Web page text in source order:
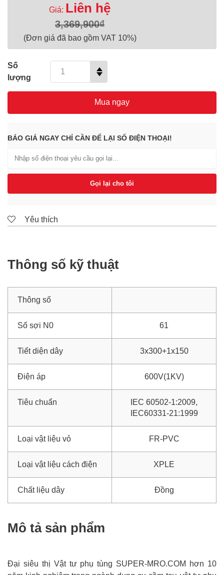
Giá: Liên hệ
3,369,900₫
(Đơn giá đã bao gồm VAT 10%)
Số
lượng
Mua ngay
BÁO GIÁ NGAY CHỈ CẦN ĐỂ LẠI SỐ ĐIỆN THOẠI!
Gọi lại cho tôi
Yêu thích
Thông số kỹ thuật
Thông số
Số sợi N0 61
Tiết diện dây 3x300+1x150
Điện áp 600V(1KV)
Tiêu chuẩn
IEC 60502-1:2009,
IEC60331-21:1999
Loại vật liệu vỏ FR-PVC
Loại vật liệu cách điện XPLE
Chất liệu dây Đồng
Mô tả sản phẩm
Đại siêu thị Vật tư phụ tùng SUPER-MRO.COM hơn 10